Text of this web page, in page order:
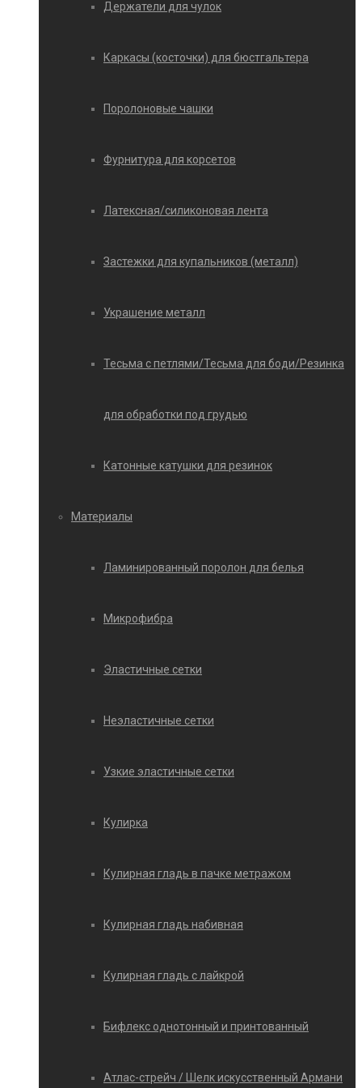
Держатели для чулок
Каркасы (косточки) для бюстгальтера
Поролоновые чашки
Фурнитура для корсетов
Латексная/силиконовая лента
Застежки для купальников (металл)
Украшение металл
Тесьма с петлями/Тесьма для боди/Резинка
для обработки под грудью
Катонные катушки для резинок
Материалы
Ламинированный поролон для белья
Микрофибра
Эластичные сетки
Неэластичные сетки
Узкие эластичные сетки
Кулирка
Кулирная гладь в пачке метражом
Кулирная гладь набивная
Кулирная гладь с лайкрой
Бифлекс однотонный и принтованный
Атлас-стрейч / Шелк искусственный Армани